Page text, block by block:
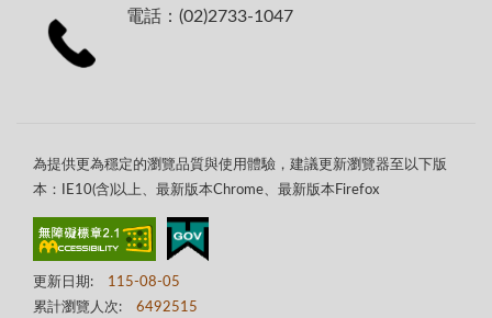
電話：(02)2733-1047
為提供更為穩定的瀏覽品質與使用體驗，建議更新瀏覽器至以下版
本：IE10(含)以上、最新版本Chrome、最新版本Firefox
更新日期:
115-08-05
累計瀏覽人次:
6492515